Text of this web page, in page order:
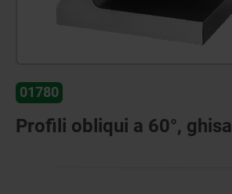
01780
Profili obliqui a 60°, ghisa